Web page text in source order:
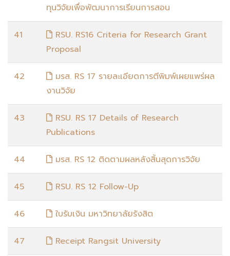
ทุนวิจัยเพื่อพัฒนาการเรียนการสอน
41
RSU. RS16 Criteria for Research Grant
Proposal
42
มรส. RS 17 รายละเอียดการตีพิมพ์เผยแพร่ผล
งานวิจัย
43
RSU. RS 17 Details of Research
Publications
44 มรส. RS 12 ติดตามผลหลังสิ้นสุดการวิจัย
45 RSU. RS 12 Follow-Up
46 ใบรับเงิน มหาวิทยาลัยรังสิต
47 Receipt Rangsit University